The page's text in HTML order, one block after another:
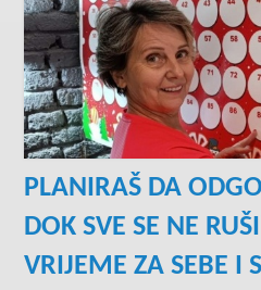
PLANIRAŠ DA
DOK SVE SE NE
VRIJEME ZA SEBE I